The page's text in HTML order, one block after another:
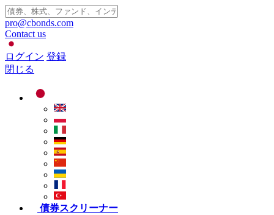
pro@cbonds.com
Contact us
ログイン 登録
閉じる
債券スクリーナー